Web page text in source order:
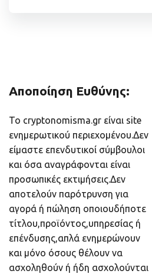
Αποποίηση Ευθύνης:
Το cryptonomisma.gr είναι site
ενημερωτικού περιεχομένου.Δεν
είμαστε επενδυτικοί σύμβουλοι
και όσα αναγράφονται είναι
προσωπικές εκτιμήσεις.Δεν
αποτελούν παρότρυνση για
αγορά ή πώληση οποιουδήποτε
τίτλου,προϊόντος,υπηρεσίας ή
επένδυσης,απλά ενημερώνουν
και μόνο όσους θέλουν να
ασχοληθούν ή ήδη ασχολούνται